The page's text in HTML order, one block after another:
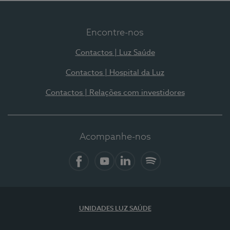
Encontre-nos
Contactos | Luz Saúde
Contactos | Hospital da Luz
Contactos | Relações com investidores
Acompanhe-nos
UNIDADES LUZ SAÚDE